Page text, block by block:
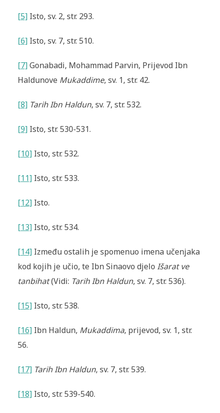
[5]Isto, sv. 2, str. 293.
[6]Isto, sv. 7, str. 510.
[7]Gonabadi, Mohammad Parvin, Prijevod Ibn
Haldunove Mukaddime, sv. 1, str. 42.
[8] Tarih Ibn Haldun, sv. 7, str. 532.
[9]Isto, str. 530-531.
[10]Isto, str. 532.
[11]Isto, str. 533.
[12]Isto.
[13]Isto, str. 534.
[14]Između ostalih je spomenuo imena učenjaka
kod kojih je učio, te Ibn Sinaovo djelo Išarat ve
tanbihat(Vidi: Tarih Ibn Haldun, sv. 7, str. 536).
[15]Isto, str. 538.
[16]Ibn Haldun, Mukaddima, prijevod, sv. 1, str.
56.
[17] Tarih Ibn Haldun, sv. 7, str. 539.
[18]Isto, str. 539-540.